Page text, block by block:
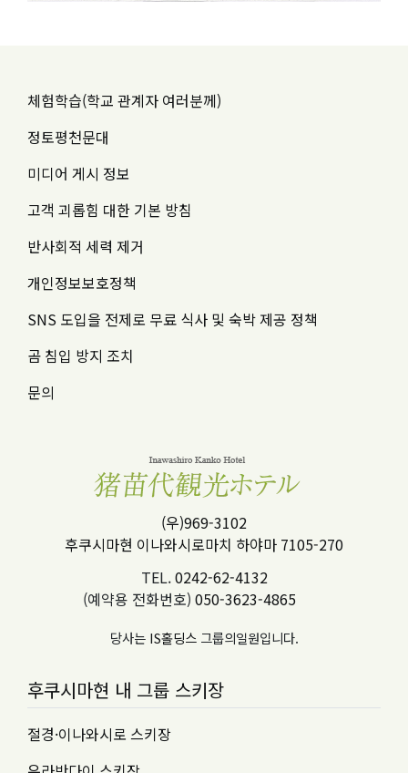
체험학습(학교 관계자 여러분께)
정토평천문대
미디어 게시 정보
고객 괴롭힘 대한 기본 방침
반사회적 세력 제거
개인정보보호정책
SNS 도입을 전제로 무료 식사 및 숙박 제공 정책
곰 침입 방지 조치
문의
(우)969-3102
후쿠시마현 이나와시로마치 하야마 7105-270
TEL.0242-62-4132
(예약용 전화번호) 050-3623-4865
당사는 IS홀딩스그룹의일원입니다.
후쿠시마현 내 그룹 스키장
절경·이나와시로 스키장